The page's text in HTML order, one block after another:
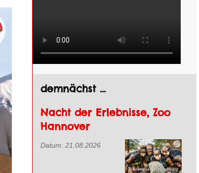
demnächst ...
Nacht der Erlebnisse, Zoo
Hannover
Datum: 21.08.2026